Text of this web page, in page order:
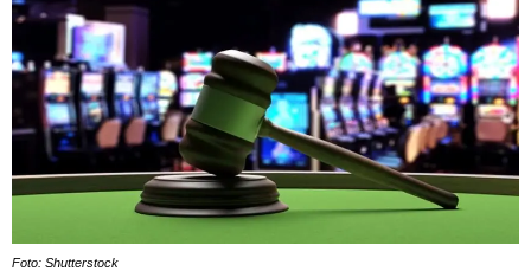
Foto: Shutterstock